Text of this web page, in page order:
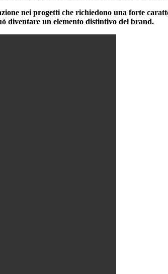
nei progetti che richiedono una forte
diventare un elemento distintivo del brand.